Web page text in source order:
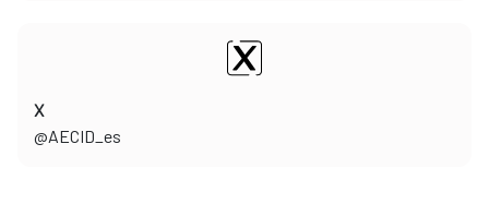
X
​​​​​​​@AECID_es